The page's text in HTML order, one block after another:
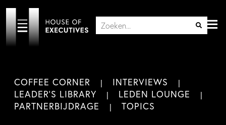
COFFEE CORNER
INTERVIEWS
LEADER'S LIBRARY
LEDEN LOUNGE
PARTNERBIJDRAGE
TOPICS